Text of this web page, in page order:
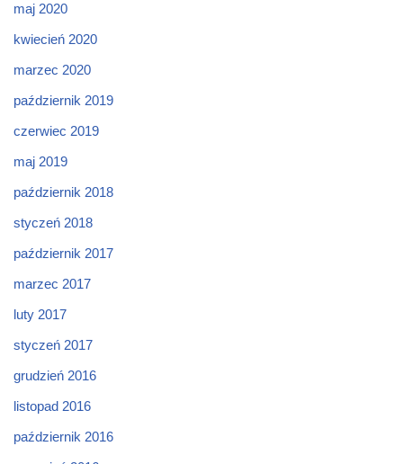
maj 2020
kwiecień 2020
marzec 2020
październik 2019
czerwiec 2019
maj 2019
październik 2018
styczeń 2018
październik 2017
marzec 2017
luty 2017
styczeń 2017
grudzień 2016
listopad 2016
październik 2016